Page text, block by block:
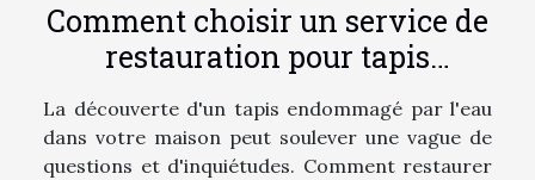
Comment choisir un service de
restauration pour tapis
endommagés par l'eau
La découverte d'un tapis endommagé par l'eau
dans votre maison peut soulever une vague de
questions et d'inquiétudes. Comment restaurer